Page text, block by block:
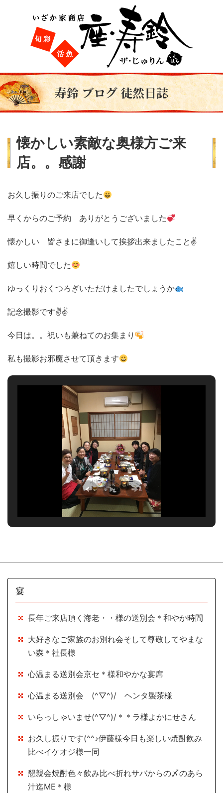
寿鈴 ブログ 徒然日誌
懐かしい素敵な奥様方ご来
店。。感謝
お久し振りのご来店でした
早くからのご予約 ありがとうございました
懐かしい 皆さまに御逢いして挨拶出来ましたこと✌
嬉しい時間でした
ゆっくりおくつろぎいただけましたでしょうか
記念撮影です✌✌
今日は。。祝いも兼ねてのお集まり
私も撮影お邪魔させて頂きます
宴
長年ご来店頂く海老・・様の送別会＊和やか時間
大好きなご家族のお別れ会そして尊敬してやまな
い森＊社長様
心温まる送別会京セ＊様和やかな宴席
心温まる送別会 (^▽^)/ ヘンタ製茶様
いらっしゃいませ(^▽^)/＊＊ラ様よかにせさん
お久し振りです(^^♪伊藤様今日も楽しい焼酎飲み
比べイケオジ様一同
懇親会焼酎色々飲み比べ折れサバからの〆のあら
汁迄ME＊様